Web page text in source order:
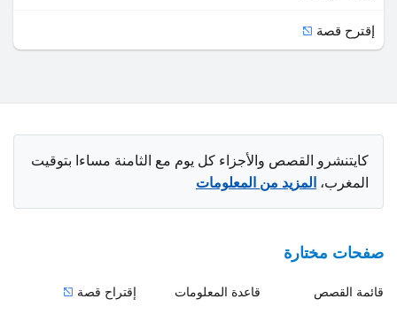
إقترح قصة
كايتنشرو القصص والأجزاء كل يوم مع الثامنة مساءا بتوقيت
المغرب، المزيد من المعلومات
صفحات مختارة
قائمة القصص قاعدة المعلومات إقتراح قصة